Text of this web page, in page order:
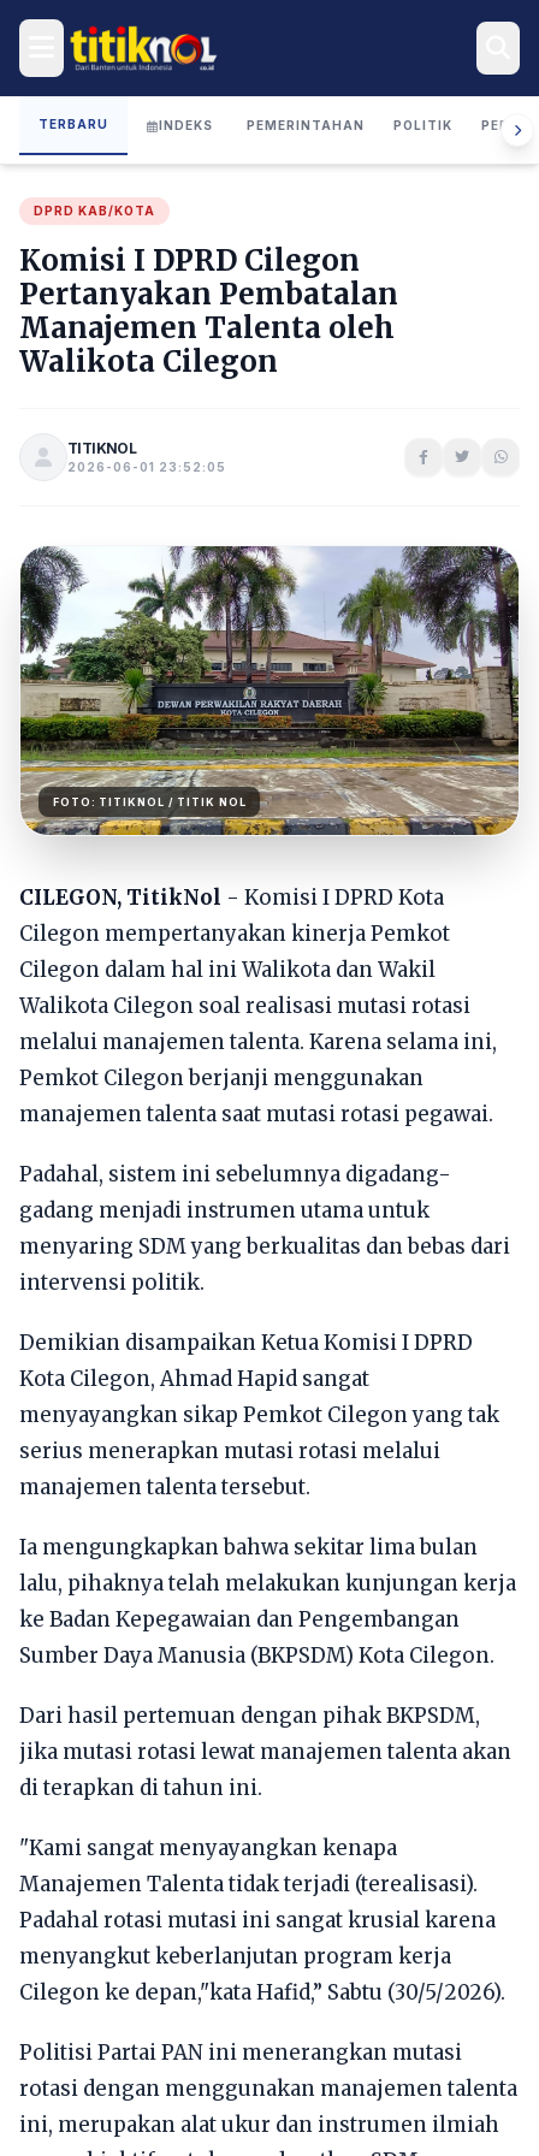
TERBARU INDEKS PEMERINTAHAN POLITIK
DPRD KAB/KOTA
Komisi I DPRD Cilegon
Pertanyakan Pembatalan
Manajemen Talenta oleh
Walikota Cilegon
TITIKNOL
2026-06-01 23:52:05
FOTO: TITIKNOL / TITIK NOL
CILEGON, TitikNol - Komisi I DPRD Kota
Cilegon mempertanyakan kinerja Pemkot
Cilegon dalam hal ini Walikota dan Wakil
Walikota Cilegon soal realisasi mutasi rotasi
melalui manajemen talenta. Karena selama ini,
Pemkot Cilegon berjanji menggunakan
manajemen talenta saat mutasi rotasi pegawai.
Padahal, sistem ini sebelumnya digadang-
gadang menjadi instrumen utama untuk
menyaring SDM yang berkualitas dan bebas dari
intervensi politik.
Demikian disampaikan Ketua Komisi I DPRD
Kota Cilegon, Ahmad Hapid sangat
menyayangkan sikap Pemkot Cilegon yang tak
serius menerapkan mutasi rotasi melalui
manajemen talenta tersebut.
Ia mengungkapkan bahwa sekitar lima bulan
lalu, pihaknya telah melakukan kunjungan kerja
ke Badan Kepegawaian dan Pengembangan
Sumber Daya Manusia (BKPSDM) Kota Cilegon.
Dari hasil pertemuan dengan pihak BKPSDM,
jika mutasi rotasi lewat manajemen talenta akan
di terapkan di tahun ini.
"Kami sangat menyayangkan kenapa
Manajemen Talenta tidak terjadi (terealisasi).
Padahal rotasi mutasi ini sangat krusial karena
menyangkut keberlanjutan program kerja
Cilegon ke depan,"kata Hafid,” Sabtu (30/5/2026).
Politisi Partai PAN ini menerangkan mutasi
rotasi dengan menggunakan manajemen talenta
ini, merupakan alat ukur dan instrumen ilmiah